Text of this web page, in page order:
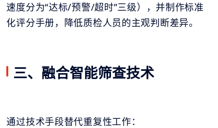
速度分为“达标/预警/超时”三级），并制作标准
化评分手册，降低质检人员的主观判断差异。
三、融合智能筛查技术
通过技术手段替代重复性工作：